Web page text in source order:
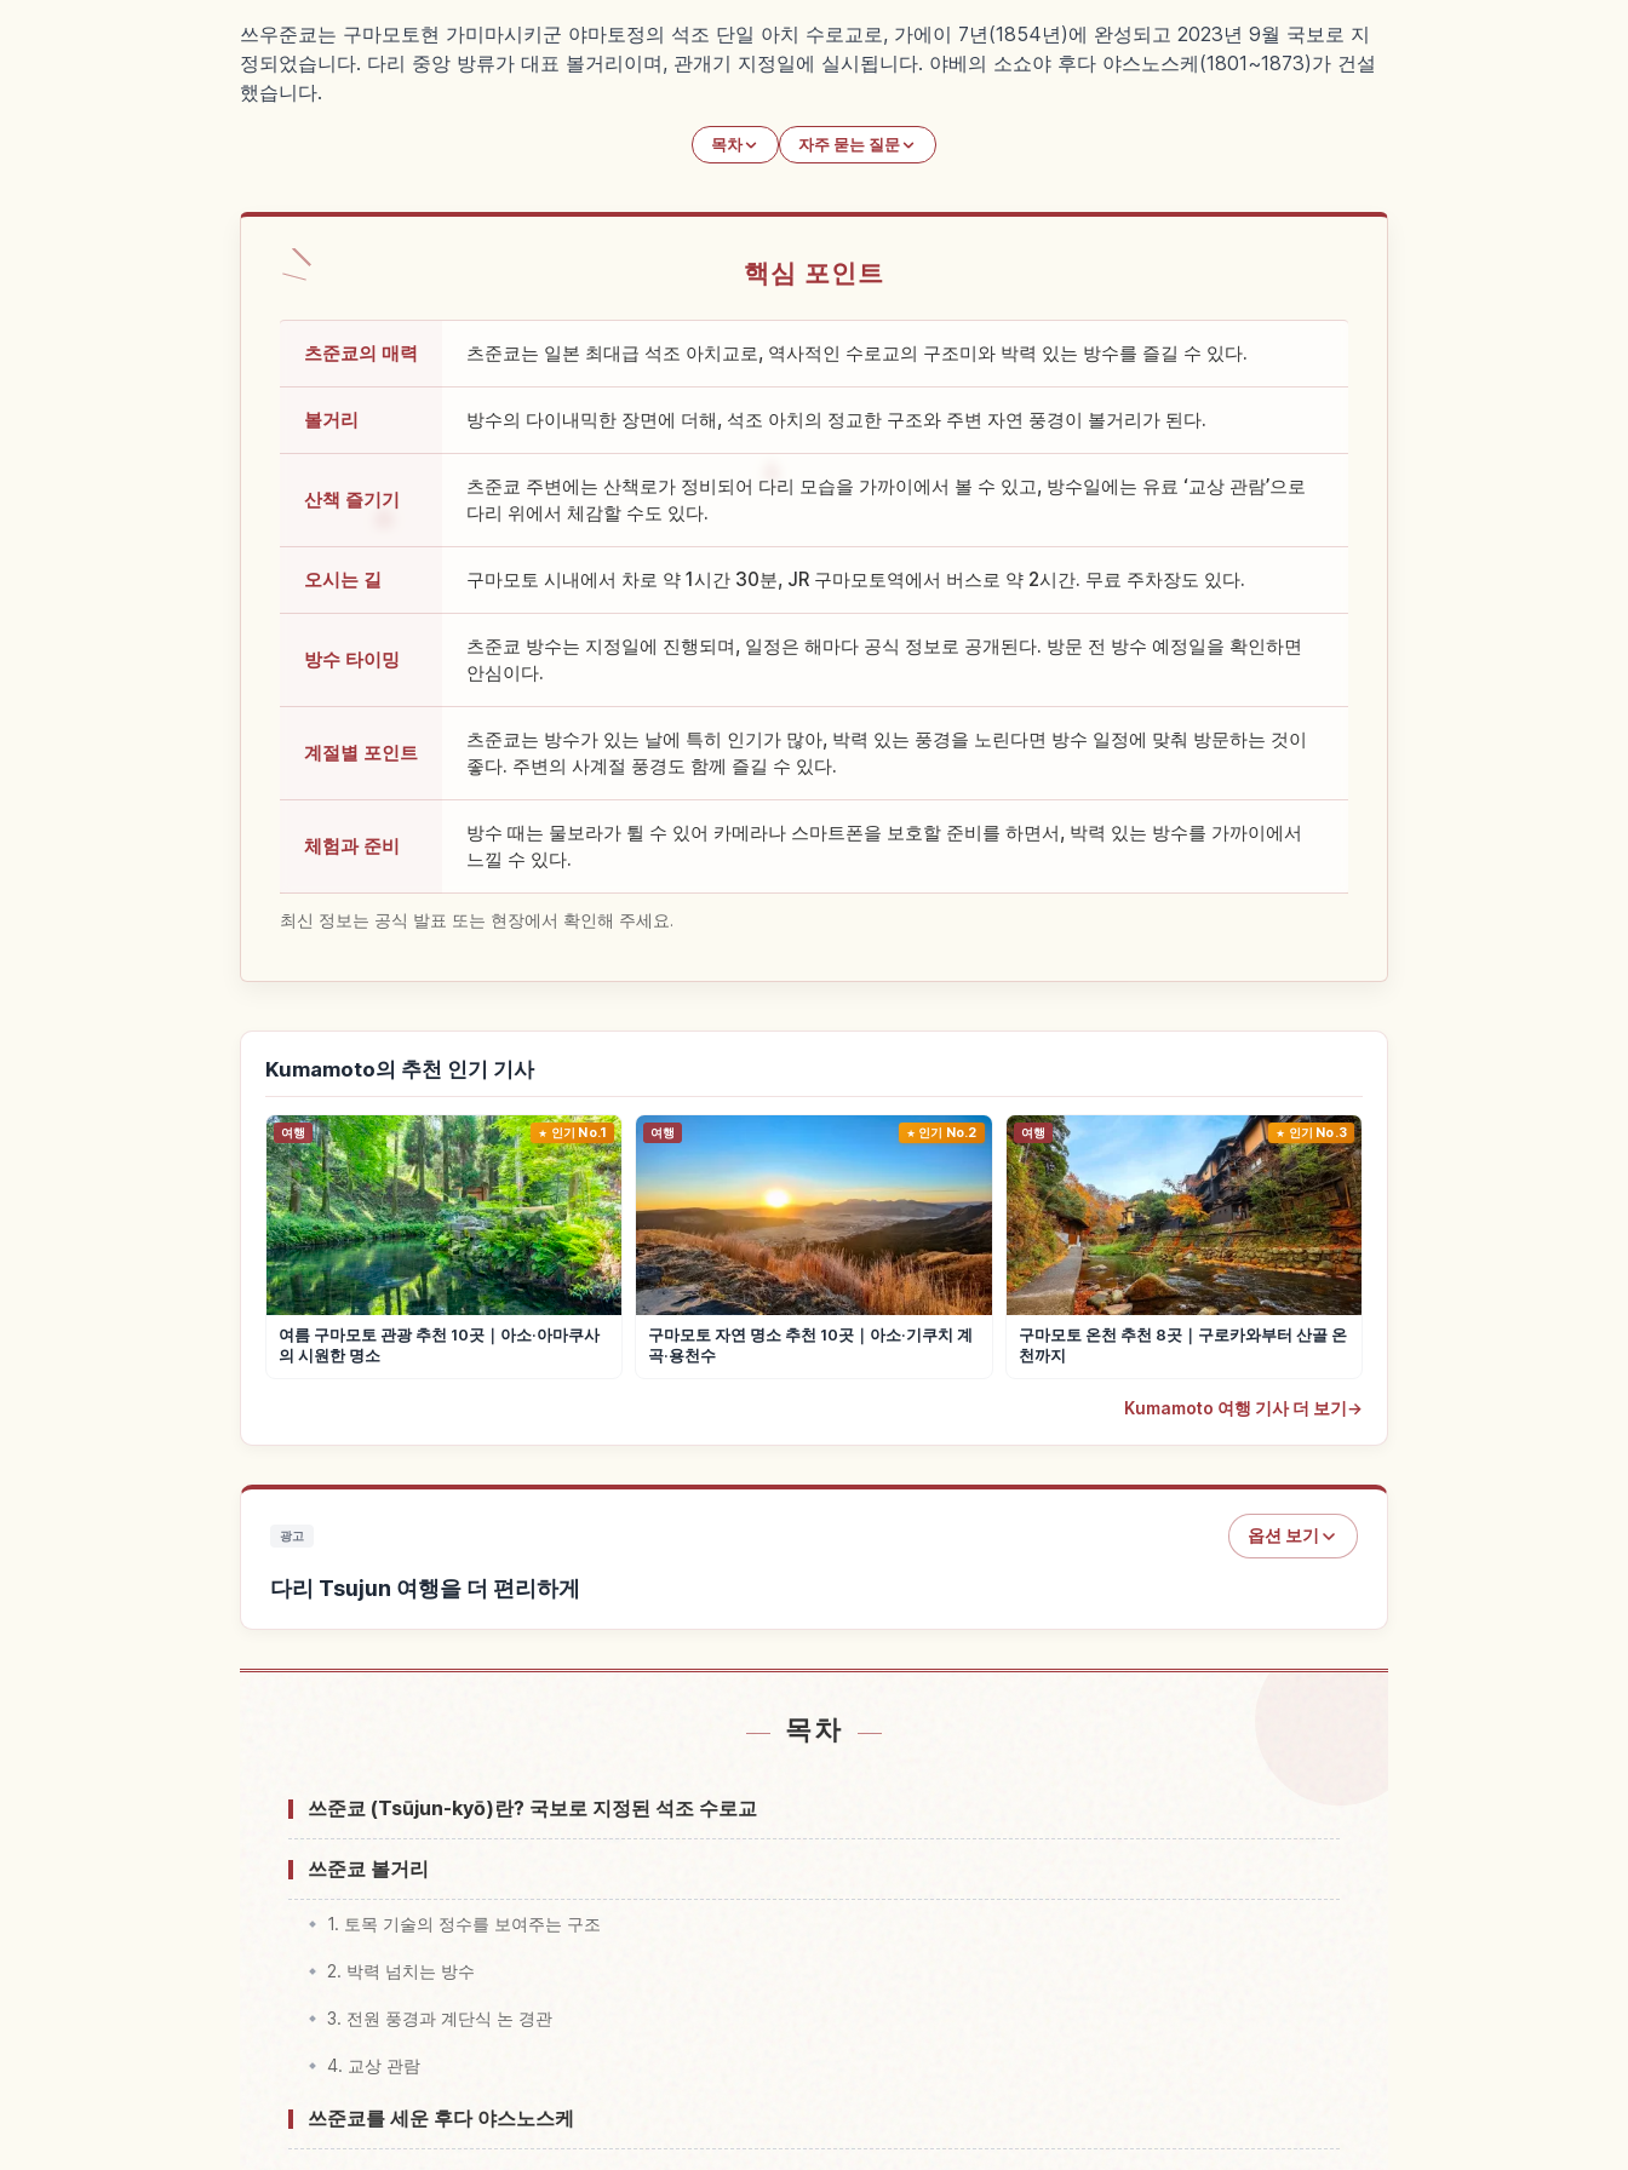
쓰우준쿄는 구마모토현 가미마시키군 야마토정의 석조 단일 아치 수로교로, 가에이 7년(1854년)에 완성되고 2023년 9월 국보로 지
정되었습니다. 다리 중앙 방류가 대표 볼거리이며, 관개기 지정일에 실시됩니다. 야베의 소쇼야 후다 야스노스케(1801~1873)가 건설
했습니다.
목차 자주 묻는 질문
핵심 포인트
츠준쿄의 매력 츠준쿄는 일본 최대급 석조 아치교로, 역사적인 수로교의 구조미와 박력 있는 방수를 즐길 수 있다.
볼거리 방수의 다이내믹한 장면에 더해, 석조 아치의 정교한 구조와 주변 자연 풍경이 볼거리가 된다.
산책 즐기기
츠준쿄 주변에는 산책로가 정비되어 다리 모습을 가까이에서 볼 수 있고, 방수일에는 유료 ‘교상 관람’으로
다리 위에서 체감할 수도 있다.
오시는 길 구마모토 시내에서 차로 약 1시간 30분, JR 구마모토역에서 버스로 약 2시간. 무료 주차장도 있다.
방수 타이밍
츠준쿄 방수는 지정일에 진행되며, 일정은 해마다 공식 정보로 공개된다. 방문 전 방수 예정일을 확인하면
안심이다.
계절별 포인트
츠준쿄는 방수가 있는 날에 특히 인기가 많아, 박력 있는 풍경을 노린다면 방수 일정에 맞춰 방문하는 것이
좋다. 주변의 사계절 풍경도 함께 즐길 수 있다.
체험과 준비
방수 때는 물보라가 튈 수 있어 카메라나 스마트폰을 보호할 준비를 하면서, 박력 있는 방수를 가까이에서
느낄 수 있다.
최신 정보는 공식 발표 또는 현장에서 확인해 주세요.
Kumamoto의 추천 인기 기사
여행 인기 No.1
여름 구마모토 관광 추천 10곳｜아소·아마쿠사
의 시원한 명소
여행 인기 No.2
구마모토 자연 명소 추천 10곳｜아소·기쿠치 계
곡·용천수
여행 인기 No.3
구마모토 온천 추천 8곳｜구로카와부터 산골 온
천까지
Kumamoto 여행 기사 더 보기 →
광고 옵션 보기
다리 Tsujun 여행을 더 편리하게
목차
쓰준쿄 (Tsūjun-kyō)란? 국보로 지정된 석조 수로교
쓰준쿄 볼거리
1. 토목 기술의 정수를 보여주는 구조
2. 박력 넘치는 방수
3. 전원 풍경과 계단식 논 경관
4. 교상 관람
쓰준쿄를 세운 후다 야스노스케